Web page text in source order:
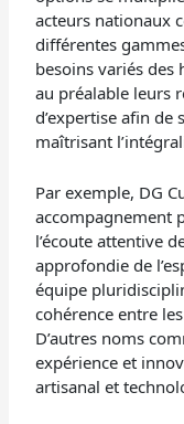
acteurs nationaux
différentes
besoins variés des
au préalable leurs
d’expertise afin
maîtrisant
Par exemple, DG
accompagnement
l’écoute attentive
approfondie de
équipe
cohérence entre
D’autres noms
expérience et
artisanal et